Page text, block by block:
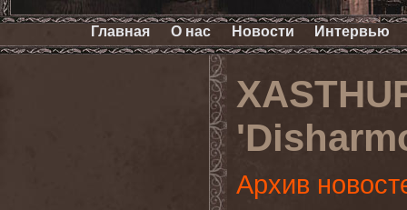
Главная О нас Новости Интервью
Архив